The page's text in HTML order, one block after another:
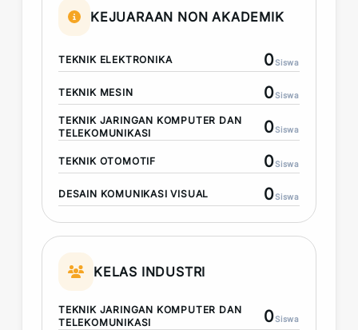
KEJUARAAN NON AKADEMIK
TEKNIK ELEKTRONIKA 0Siswa
TEKNIK MESIN 0Siswa
TEKNIK JARINGAN KOMPUTER DAN
TELEKOMUNIKASI
0Siswa
TEKNIK OTOMOTIF 0Siswa
DESAIN KOMUNIKASI VISUAL 0Siswa
KELAS INDUSTRI
TEKNIK JARINGAN KOMPUTER DAN
TELEKOMUNIKASI
0Siswa